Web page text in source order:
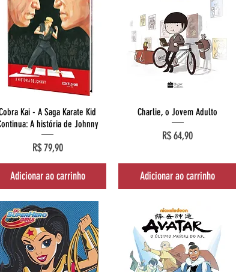
Visualização rápida
Kai - A Saga Karate Kid
A história de Johnny
Preço
R$ 79,90
Adicionar ao carrinho
Visualização rápida
Charlie, o Jovem Adulto
Preço
R$ 64,90
Adicionar ao carrinho